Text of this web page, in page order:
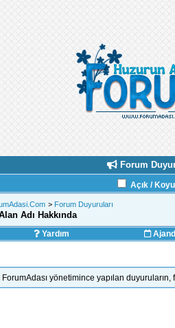
Forum
Açık /
> Forum Duyuruları
Adı Hakkında
Yardım
ForumAdası yönetimince yapılan